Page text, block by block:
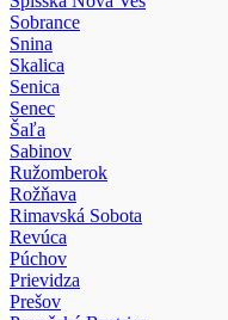
Sobrance
Snina
Skalica
Senica
Senec
Šaľa
Sabinov
Ružomberok
Rožňava
Rimavská Sobota
Revúca
Púchov
Prievidza
Prešov